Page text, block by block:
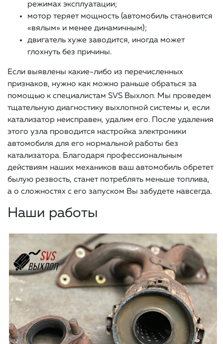
режимах эксплуатации;
мотор теряет мощность (автомобиль становится
«вялым» и менее динамичным);
двигатель хуже заводится, иногда может
глохнуть без причины.
Если выявлены какие-либо из перечисленных
признаков, нужно как можно раньше обраться за
помощью к специалистам SVS Выхлоп. Мы проведем
тщательную диагностику выхлопной системы и, если
катализатор неисправен, удалим его. После удаления
этого узла проводится настройка электроники
автомобиля для его нормальной работы без
катализатора. Благодаря профессиональным
действиям наших механиков ваш автомобиль обретет
былую резвость, станет потреблять меньше топлива,
а о сложностях с его запуском Вы забудете навсегда.
Наши работы